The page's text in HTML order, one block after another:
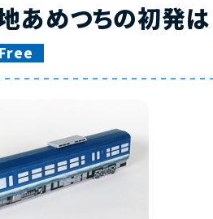
あめつちの初発は
Free